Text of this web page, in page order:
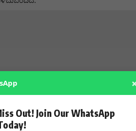
Out! Join Our WhatsApp